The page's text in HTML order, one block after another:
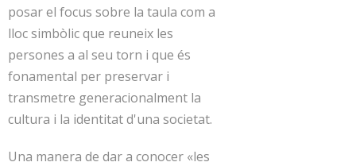
posar el focus sobre la taula com a
lloc simbòlic que reuneix les
persones a al seu torn i que és
fonamental per preservar i
transmetre generacionalment la
cultura i la identitat d'una societat.
Una manera de dar a conocer «les